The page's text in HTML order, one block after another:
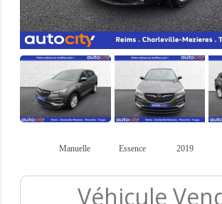
Manuelle Essence 2019
Véhicule